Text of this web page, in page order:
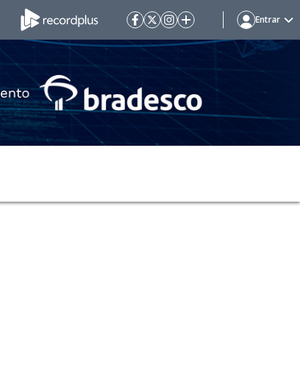
Entrar